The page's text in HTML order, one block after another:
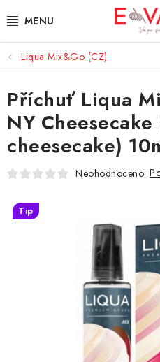
na
3D TISK
TIPY ZA DOBROU CENU
AROMATA A PŘÍCHUTĚ
BÁZE
E-LIQUIDY
NIKOTINOVÉ SÁČKY
DÁRKOVÉ VOUCHERY
ATOMIZÉRY A CARTRIDGE
Liqua Mix&Go (CZ)
Příchuť Liqua
NY
cheesecake)
Neohodnoceno
Tip